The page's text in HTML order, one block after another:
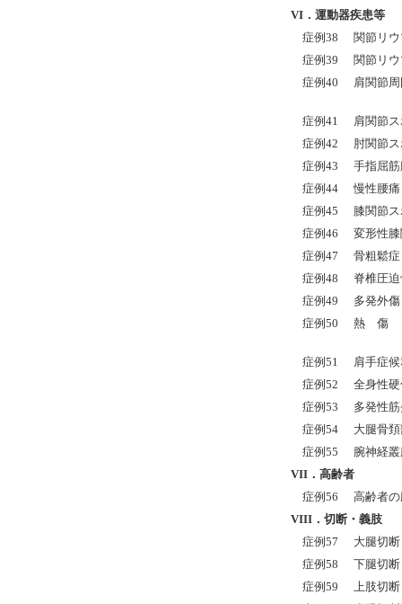
VI．運動器疾患等
症例38
関節リ
症例39
関節リ
症例40
肩関節
症例41
肩関節
症例42
肘関節
症例43
手指屈
症例44
慢性腰痛
症例45
膝関節
症例46
変形性
症例47
骨粗鬆症
症例48
脊椎圧
症例49
多発外傷
症例50
熱 傷
症例51
肩手症
症例52
全身性
症例53
多発性
症例54
大腿骨
症例55
腕神経
VII ．高齢者
症例56
高齢者
VIII ．切断・義肢
症例57
大腿切断
症例58
下腿切断
症例59
上肢切